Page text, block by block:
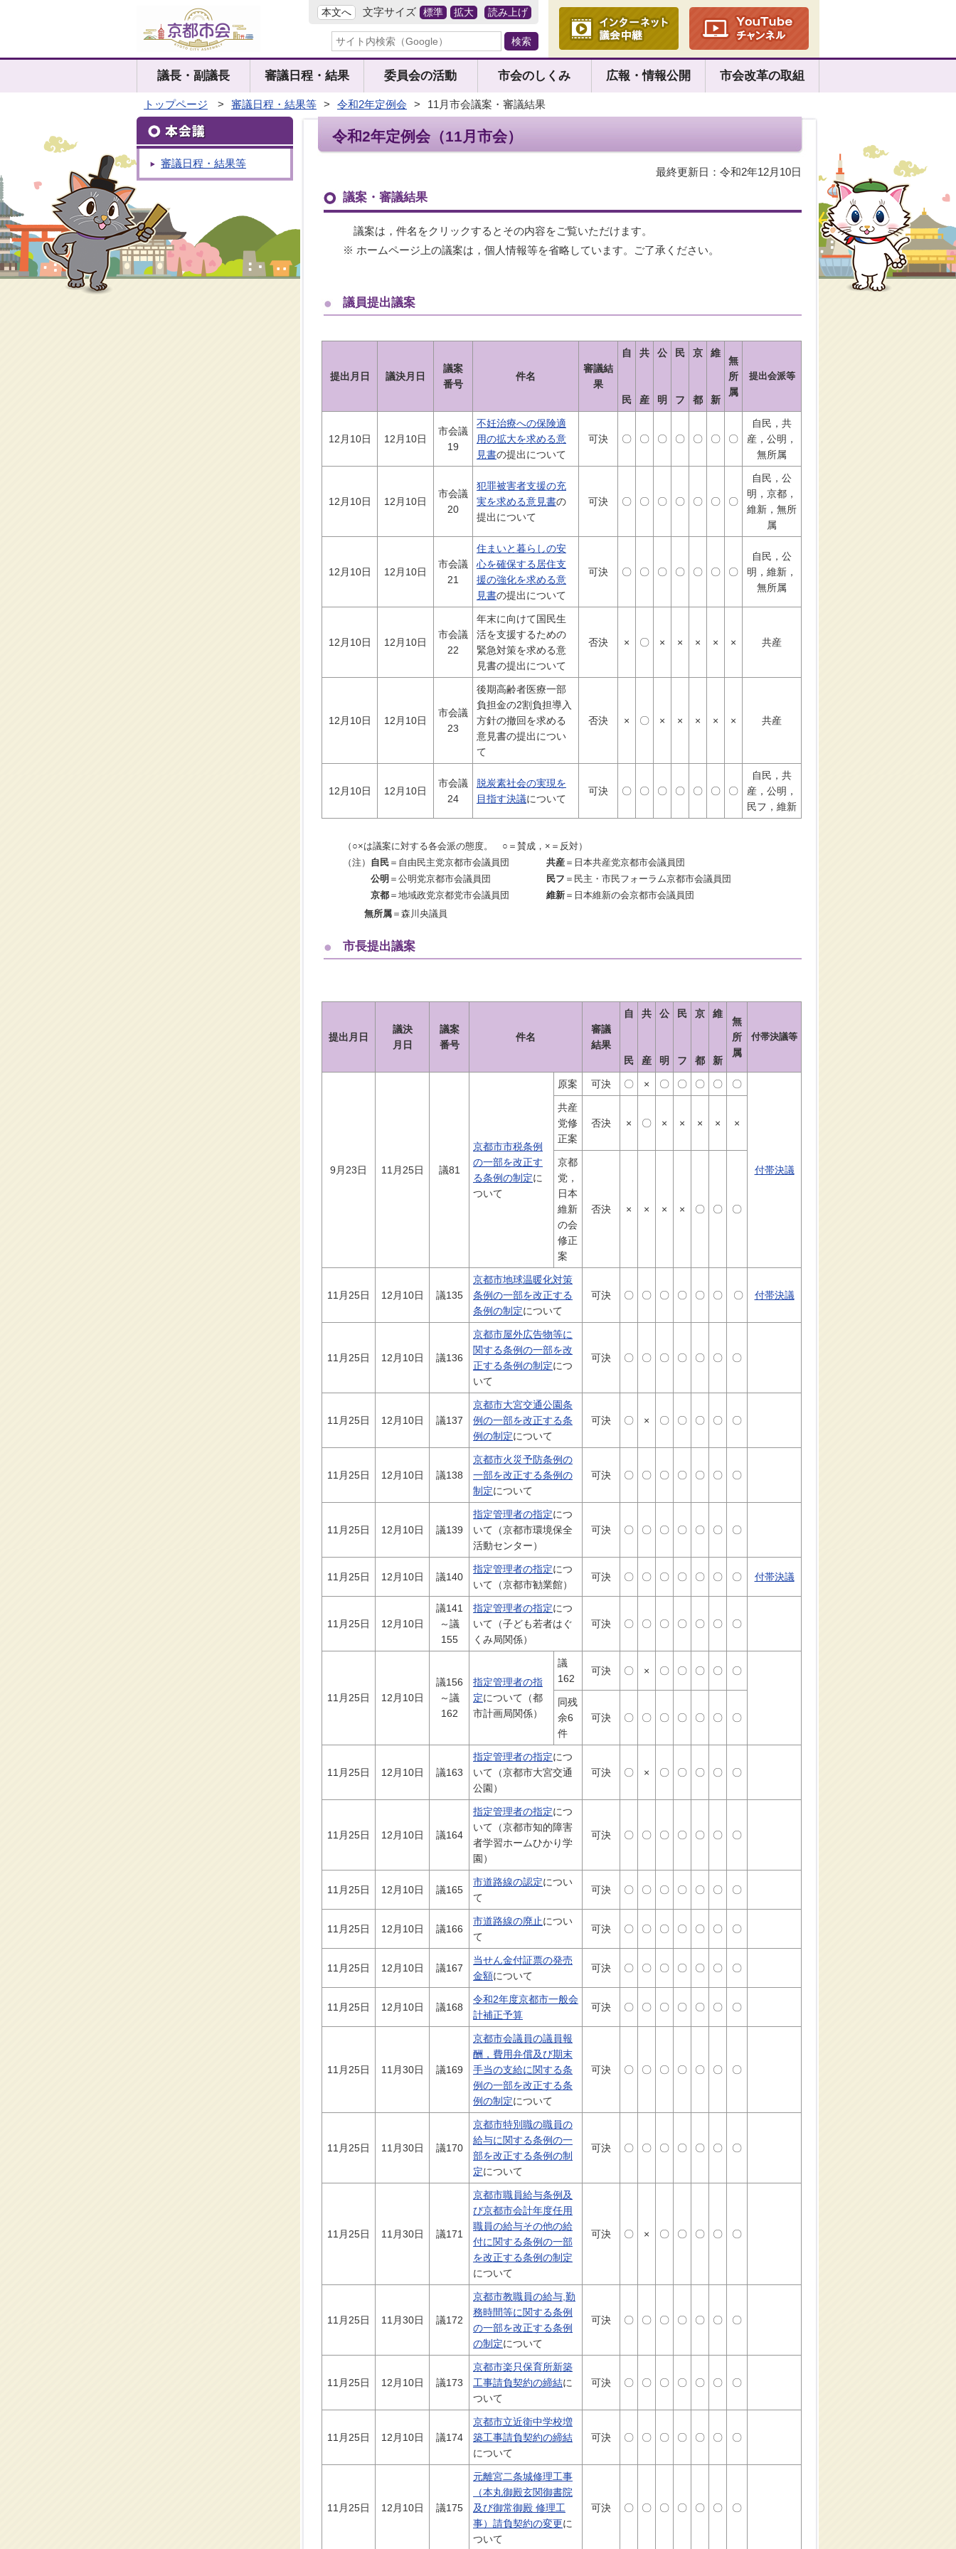
本文へ 文字サイズ 標準 拡大 読み上げ
議長・副議長 審議日程・結果 委員会の活動 市会のしくみ 広報・情報公開 市会改革の取組
トップページ > 審議日程・結果等 > 令和2年定例会 > 11月市会議案・審議結果
審議日程・結果等
令和2年定例会（11月市会）
最終更新日：令和2年12月10日
議案・審議結果
議案は，件名をクリックするとその内容をご覧いただけます。
※ ホームページ上の議案は，個人情報等を省略しています。ご了承ください。
議員提出議案
提出月日 議決月日
議案
番号
件名
審議結
果
自
民
共
産
公
明
民
フ
京
都
維
新
無
所
属
提出会派等
12月10日 12月10日
市会議
19
不妊治療への保険適
用の拡大を求める意
見書の提出について
可決 〇 〇 〇 〇 〇 〇 〇
自民，共
産，公明，
無所属
12月10日 12月10日
市会議
20
犯罪被害者支援の充
実を求める意見書の
提出について
可決 〇 〇 〇 〇 〇 〇 〇
自民，公
明，京都，
維新，無所
属
12月10日 12月10日
市会議
21
住まいと暮らしの安
心を確保する居住支
援の強化を求める意
見書の提出について
可決 〇 〇 〇 〇 〇 〇 〇
自民，公
明，維新，
無所属
12月10日 12月10日
市会議
22
年末に向けて国民生
活を支援するための
緊急対策を求める意
見書の提出について
否決 × 〇 × × × × × 共産
12月10日 12月10日
市会議
23
後期高齢者医療一部
負担金の2割負担導入
方針の撤回を求める
意見書の提出につい
て
否決 × 〇 × × × × × 共産
12月10日 12月10日
市会議
24
脱炭素社会の実現を
目指す決議について
可決 〇 〇 〇 〇 〇 〇 〇
自民，共
産，公明，
民フ，維新
（○×は議案に対する各会派の態度。 ○＝賛成，×＝反対）
（注） 自民 ＝自由民主党京都市会議員団 共産 ＝日本共産党京都市会議員団
公明 ＝公明党京都市会議員団 民フ ＝民主・市民フォーラム京都市会議員団
京都 ＝地域政党京都党市会議員団 維新 ＝日本維新の会京都市会議員団
無所属 ＝森川央議員
市長提出議案
提出月日
議決
月日
議案
番号
件名
審議
結果
自
民
共
産
公
明
民
フ
京
都
維
新
無
所
属
付帯決議等
9月23日 11月25日 議81
京都市市税条例
の一部を改正す
る条例の制定に
ついて
原案 可決 〇 × 〇 〇 〇 〇 〇
付帯決議
共産
党修
正案
否決 × 〇 × × × × ×
京都
党，
日本
維新
の会
修正
案
否決 × × × × 〇 〇 〇
11月25日 12月10日 議135
京都市地球温暖化対策
条例の一部を改正する
条例の制定について
可決 〇 〇 〇 〇 〇 〇 〇 付帯決議
11月25日 12月10日 議136
京都市屋外広告物等に
関する条例の一部を改
正する条例の制定につ
いて
可決 〇 〇 〇 〇 〇 〇 〇
11月25日 12月10日 議137
京都市大宮交通公園条
例の一部を改正する条
例の制定について
可決 〇 × 〇 〇 〇 〇 〇
11月25日 12月10日 議138
京都市火災予防条例の
一部を改正する条例の
制定について
可決 〇 〇 〇 〇 〇 〇 〇
11月25日 12月10日 議139
指定管理者の指定につ
いて（京都市環境保全
活動センター）
可決 〇 〇 〇 〇 〇 〇 〇
11月25日 12月10日 議140
指定管理者の指定につ
いて（京都市勧業館）
可決 〇 〇 〇 〇 〇 〇 〇 付帯決議
11月25日 12月10日
議141
～議
155
指定管理者の指定につ
いて（子ども若者はぐ
くみ局関係）
可決 〇 〇 〇 〇 〇 〇 〇
11月25日 12月10日
議156
～議
162
指定管理者の指
定について（都
市計画局関係）
議
162
可決 〇 × 〇 〇 〇 〇 〇
同残
余6
件
可決 〇 〇 〇 〇 〇 〇 〇
11月25日 12月10日 議163
指定管理者の指定につ
いて（京都市大宮交通
公園）
可決 〇 × 〇 〇 〇 〇 〇
11月25日 12月10日 議164
指定管理者の指定につ
いて（京都市知的障害
者学習ホームひかり学
園）
可決 〇 〇 〇 〇 〇 〇 〇
11月25日 12月10日 議165
市道路線の認定につい
て
可決 〇 〇 〇 〇 〇 〇 〇
11月25日 12月10日 議166
市道路線の廃止につい
て
可決 〇 〇 〇 〇 〇 〇 〇
11月25日 12月10日 議167
当せん金付証票の発売
金額について
可決 〇 〇 〇 〇 〇 〇 〇
11月25日 12月10日 議168
令和2年度京都市一般会
計補正予算
可決 〇 〇 〇 〇 〇 〇 〇
11月25日 11月30日 議169
京都市会議員の議員報
酬，費用弁償及び期末
手当の支給に関する条
例の一部を改正する条
例の制定について
可決 〇 〇 〇 〇 〇 〇 〇
11月25日 11月30日 議170
京都市特別職の職員の
給与に関する条例の一
部を改正する条例の制
定について
可決 〇 〇 〇 〇 〇 〇 〇
11月25日 11月30日 議171
京都市職員給与条例及
び京都市会計年度任用
職員の給与その他の給
付に関する条例の一部
を改正する条例の制定
について
可決 〇 × 〇 〇 〇 〇 〇
11月25日 11月30日 議172
京都市教職員の給与,勤
務時間等に関する条例
の一部を改正する条例
の制定について
可決 〇 〇 〇 〇 〇 〇 〇
11月25日 12月10日 議173
京都市楽只保育所新築
工事請負契約の締結に
ついて
可決 〇 〇 〇 〇 〇 〇 〇
11月25日 12月10日 議174
京都市立近衛中学校増
築工事請負契約の締結
について
可決 〇 〇 〇 〇 〇 〇 〇
11月25日 12月10日 議175
元離宮二条城修理工事
（本丸御殿玄関御書院
及び御常御殿 修理工
事）請負契約の変更に
ついて
可決 〇 〇 〇 〇 〇 〇 〇